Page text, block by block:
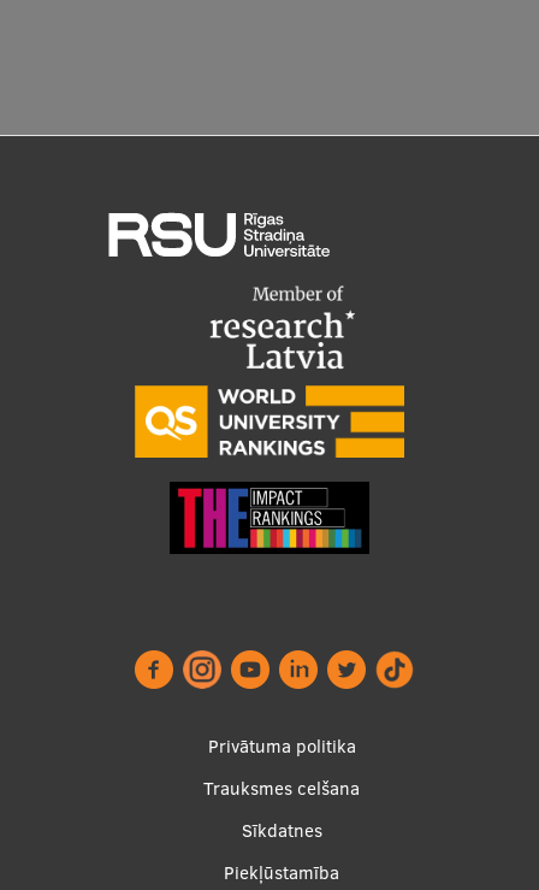
Privātuma politika
Trauksmes celšana
Sīkdatnes
Piekļūstamība